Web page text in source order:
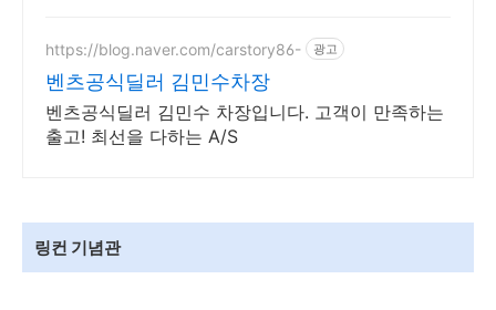
https://blog.naver.com/carstory86- 광고
벤츠공식딜러 김민수차장
벤츠공식딜러 김민수 차장입니다. 고객이 만족하는
출고! 최선을 다하는 A/S
링컨 기념관